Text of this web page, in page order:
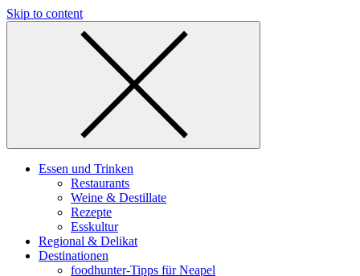
Skip to content
Essen und Trinken
Restaurants
Weine & Destillate
Rezepte
Esskultur
Regional & Delikat
Destinationen
foodhunter-Tipps für Neapel